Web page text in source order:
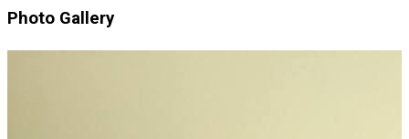
Photo Gallery